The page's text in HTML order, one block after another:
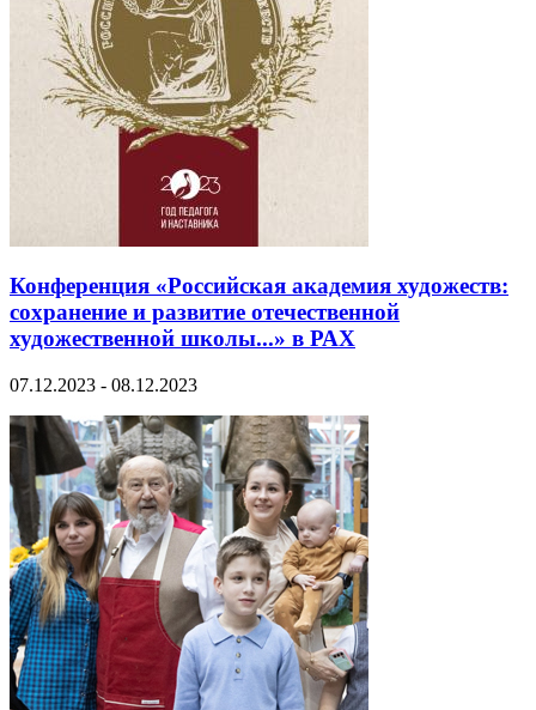
Конференция «Российская академия художеств:
сохранение и развитие отечественной
художественной школы...» в РАХ
07.12.2023 - 08.12.2023